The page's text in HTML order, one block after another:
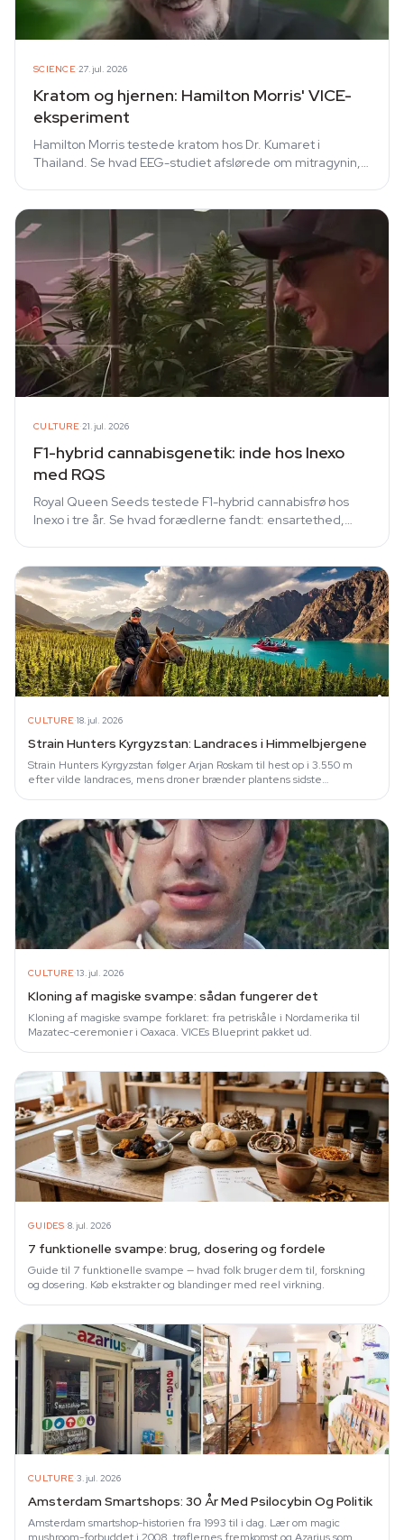
SCIENCE·27. jul. 2026
Kratom og hjernen: Hamilton Morris' VICE-
eksperiment
Hamilton Morris testede kratom hos Dr. Kumaret i
Thailand. Se hvad EEG-studiet afslørede om mitragynin,
CULTURE·21. jul. 2026
F1-hybrid cannabisgenetik: inde hos Inexo
med RQS
Royal Queen Seeds testede F1-hybrid cannabisfrø hos
Inexo i tre år. Se hvad forædlerne fandt: ensartethed,
CULTURE·18. jul. 2026
Strain Hunters Kyrgyzstan: Landraces i Himmelbjergene
Strain Hunters Kyrgyzstan følger Arjan Roskam til hest op i 3.550 m
efter vilde landraces, mens droner brænder plantens sidste
CULTURE·13. jul. 2026
Kloning af magiske svampe: sådan fungerer det
Kloning af magiske svampe forklaret: fra petriskåle i Nordamerika til
Mazatec-ceremonier i Oaxaca. VICEs Blueprint pakket ud.
GUIDES·8. jul. 2026
7 funktionelle svampe: brug, dosering og fordele
Guide til 7 funktionelle svampe — hvad folk bruger dem til, forskning
og dosering. Køb ekstrakter og blandinger med reel virkning.
CULTURE·3. jul. 2026
Amsterdam Smartshops: 30 År Med Psilocybin Og Politik
Amsterdam smartshop-historien fra 1993 til i dag. Lær om magic